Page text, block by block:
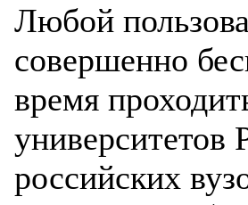
Любой
совершенно
время
университетов
российских